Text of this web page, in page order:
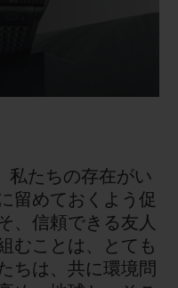
私たちの存在がい
留めておくよう促
、信頼できる友人
むことは、とても
ちは、共に環境問